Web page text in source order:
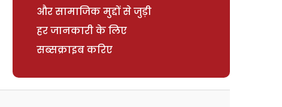
और सामाजिक मुद्दों से जुड़ी
हर जानकारी के लिए
सब्सक्राइब करिए